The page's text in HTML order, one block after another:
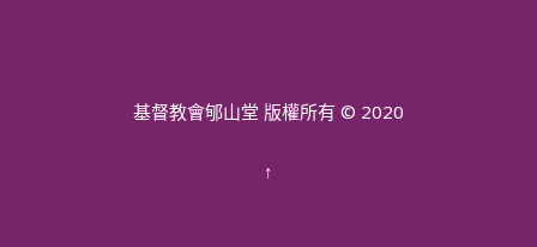
基督教會郇山堂 版權所有 © 2020
↑